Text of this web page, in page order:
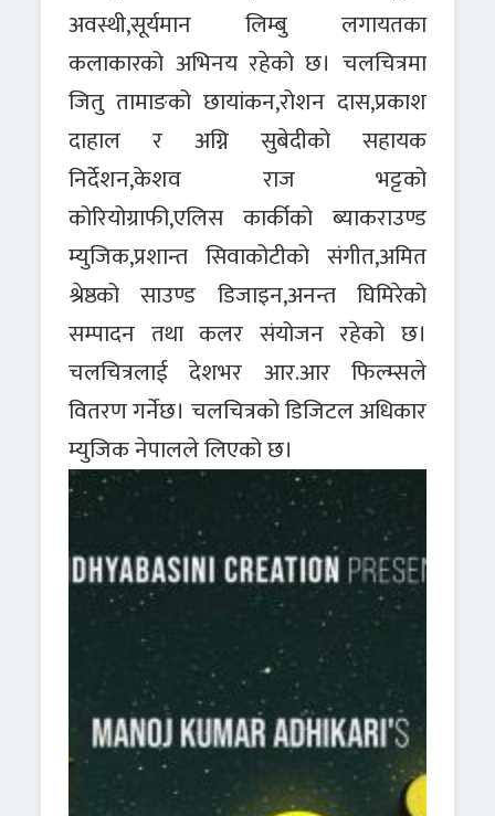
अवस्थी,सूर्यमान लिम्बु लगायतका
कलाकारको अभिनय रहेको छ। चलचित्रमा
जितु तामाङको छायांकन,रोशन दास,प्रकाश
दाहाल र अग्नि सुबेदीको सहायक
निर्देशन,केशव राज भट्टको
कोरियोग्राफी,एलिस कार्कीको ब्याकराउण्ड
म्युजिक,प्रशान्त सिवाकोटीको संगीत,अमित
श्रेष्ठको साउण्ड डिजाइन,अनन्त घिमिरेको
सम्पादन तथा कलर संयोजन रहेको छ।
चलचित्रलाई देशभर आर.आर फिल्म्सले
वितरण गर्नेछ। चलचित्रको डिजिटल अधिकार
म्युजिक नेपालले लिएको छ।